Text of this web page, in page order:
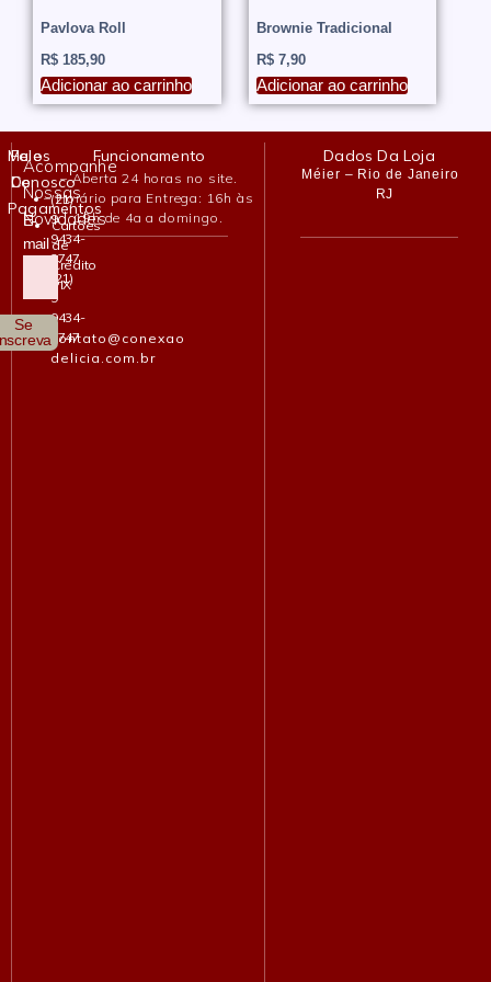
produto
produto
Pavlova Roll
R$ 185,90
Adicionar ao carrinho
Brownie Tradicional
R$7,90
Adicionar ao carrinho
Fale
Conosco
(21)
9
9434-
2747
(21)
9
9434-
2747
contato@conexao
delicia.com.br
Meios
De
Pagamentos
Cartões
de
Crédito
PIX
Acompanhe
Nossas
Novidades
E-
mail
Se
Funcionamento
– Aberta 24 horas no site.
– Horário para Entrega: 16h às
19h de 4a a domingo.
Dados Da Loja
Méier – Rio de Janeiro
RJ